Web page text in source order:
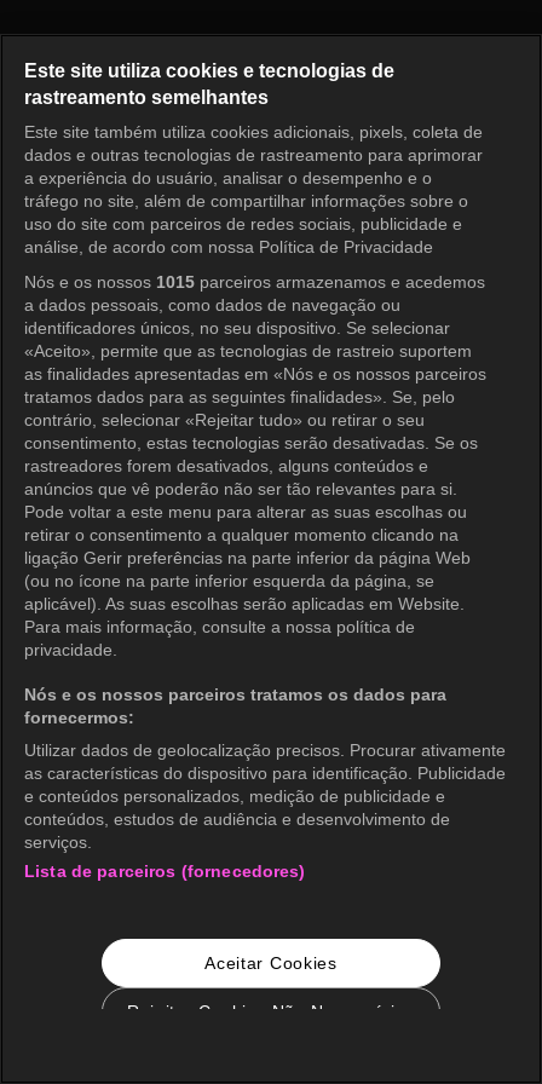
Entrar
Este site utiliza cookies e tecnologias de
rastreamento semelhantes
Este site também utiliza cookies adicionais, pixels, coleta de
dados e outras tecnologias de rastreamento para aprimorar
a experiência do usuário, analisar o desempenho e o
tráfego no site, além de compartilhar informações sobre o
uso do site com parceiros de redes sociais, publicidade e
análise, de acordo com nossa Política de Privacidade
Nós e os nossos 1015 parceiros armazenamos e acedemos
a dados pessoais, como dados de navegação ou
identificadores únicos, no seu dispositivo. Se selecionar
«Aceito», permite que as tecnologias de rastreio suportem
as finalidades apresentadas em «Nós e os nossos parceiros
tratamos dados para as seguintes finalidades». Se, pelo
contrário, selecionar «Rejeitar tudo» ou retirar o seu
consentimento, estas tecnologias serão desativadas. Se os
rastreadores forem desativados, alguns conteúdos e
anúncios que vê poderão não ser tão relevantes para si.
Pode voltar a este menu para alterar as suas escolhas ou
retirar o consentimento a qualquer momento clicando na
ligação Gerir preferências na parte inferior da página Web
(ou no ícone na parte inferior esquerda da página, se
aplicável). As suas escolhas serão aplicadas em Website.
Para mais informação, consulte a nossa política de
privacidade.
Nós e os nossos parceiros tratamos os dados para
fornecermos:
Utilizar dados de geolocalização precisos. Procurar ativamente
as características do dispositivo para identificação. Publicidade
e conteúdos personalizados, medição de publicidade e
conteúdos, estudos de audiência e desenvolvimento de
serviços.
Lista de parceiros (fornecedores)
Aceitar Cookies
Rejeitar Cookies Não Necessários